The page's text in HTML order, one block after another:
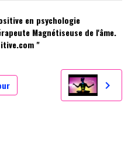
en psychologie
Magnétiseuse de l'âme.
"